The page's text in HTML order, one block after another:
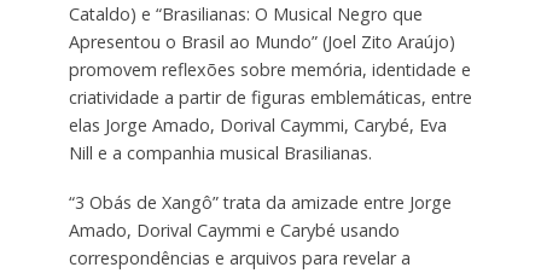
Cataldo) e “Brasilianas: O Musical Negro que
Apresentou o Brasil ao Mundo” (Joel Zito Araújo)
promovem reflexões sobre memória, identidade e
criatividade a partir de figuras emblemáticas, entre
elas Jorge Amado, Dorival Caymmi, Carybé, Eva
Nill e a companhia musical Brasilianas.
“3 Obás de Xangô” trata da amizade entre Jorge
Amado, Dorival Caymmi e Carybé usando
correspondências e arquivos para revelar a